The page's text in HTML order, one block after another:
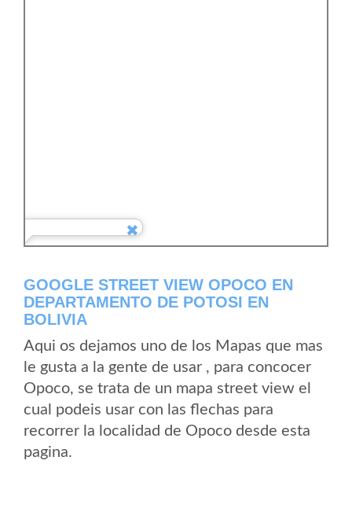
GOOGLE STREET VIEW OPOCO EN
DEPARTAMENTO DE POTOSI EN
BOLIVIA
Aqui os dejamos uno de los Mapas que mas
le gusta a la gente de usar , para concocer
Opoco, se trata de un mapa street view el
cual podeis usar con las flechas para
recorrer la localidad de Opoco desde esta
pagina.